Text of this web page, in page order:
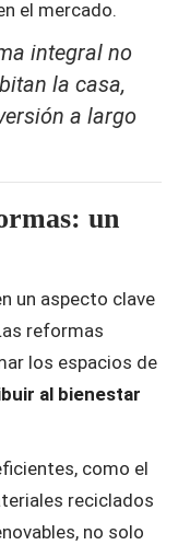
el mercado.
integral no
la casa,
a largo
un
un aspecto clave
reformas
los espacios de
al bienestar
como el
reciclados
no solo